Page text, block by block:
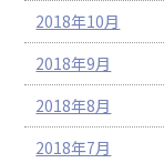
2018年10月
2018年9月
2018年8月
2018年7月